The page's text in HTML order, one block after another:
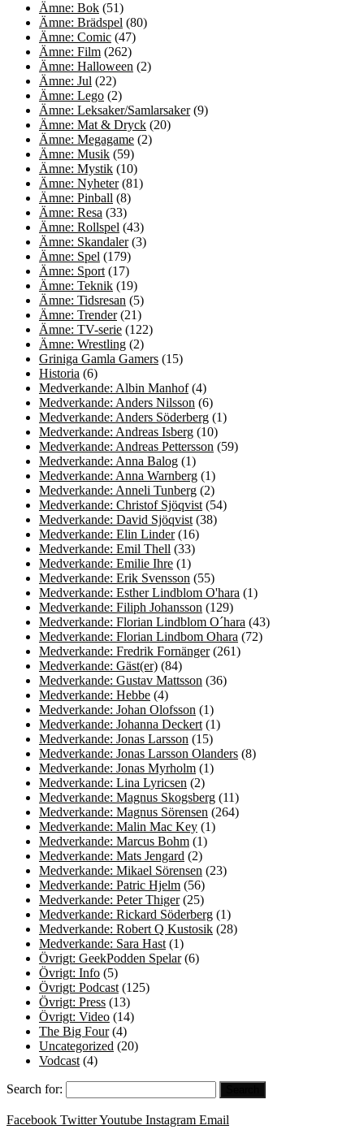
Ämne: Bok (51)
Ämne: Brädspel (80)
Ämne: Comic (47)
Ämne: Film (262)
Ämne: Halloween (2)
Ämne: Jul (22)
Ämne: Lego (2)
Ämne: Leksaker/Samlarsaker(9)
Ämne: Mat & Dryck (20)
Ämne: Megagame (2)
Ämne: Musik (59)
Ämne: Mystik (10)
Ämne: Nyheter(81)
Ämne: Pinball (8)
Ämne: Resa (33)
Ämne: Rollspel (43)
Ämne: Skandaler(3)
Ämne: Spel (179)
Ämne: Sport (17)
Ämne: Teknik (19)
Ämne: Tidsresan (5)
Ämne: Trender(21)
Ämne: TV-serie (122)
Ämne: Wrestling (2)
Griniga Gamla Gamers (15)
Historia (6)
Medverkande: Albin Manhof(4)
Medverkande: Anders Nilsson (6)
Medverkande: Anders Söderberg (1)
Medverkande: Andreas Isberg (10)
Medverkande: Andreas Pettersson (59)
Medverkande: Anna Balog (1)
Medverkande: Anna Warnberg (1)
Medverkande: Anneli Tunberg (2)
Medverkande: Christof Sjöqvist (54)
Medverkande: David Sjöqvist (38)
Medverkande: Elin Linder(16)
Medverkande: Emil Thell (33)
Medverkande: Emilie Ihre (1)
Medverkande: Erik Svensson (55)
Medverkande: Esther Lindblom O'hara (1)
Medverkande: Filiph Johansson (129)
Medverkande: Florian Lindblom O´hara (43)
Medverkande: Florian Lindbom Ohara (72)
Medverkande: Fredrik Fornänger(261)
Medverkande: Gäst(er) (84)
Medverkande: Gustav Mattsson (36)
Medverkande: Hebbe (4)
Medverkande: Johan Olofsson (1)
Medverkande: Johanna Deckert (1)
Medverkande: Jonas Larsson (15)
Medverkande: Jonas Larsson Olanders (8)
Medverkande: Jonas Myrholm (1)
Medverkande: Lina Lyricsen (2)
Medverkande: Magnus Skogsberg (11)
Medverkande: Magnus Sörensen (264)
Medverkande: Malin Mac Key (1)
Medverkande: Marcus Bohm (1)
Medverkande: Mats Jengard (2)
Medverkande: Mikael Sörensen (23)
Medverkande: Patric Hjelm (56)
Medverkande: Peter Thiger(25)
Medverkande: Rickard Söderberg (1)
Medverkande: Robert Q Kustosik (28)
Medverkande: Sara Hast (1)
Övrigt: GeekPodden Spelar(6)
Övrigt: Info (5)
Övrigt: Podcast (125)
Övrigt: Press (13)
Övrigt: Video (14)
The Big Four(4)
Uncategorized (20)
Vodcast (4)
Search for:
Facebook TwitterYoutube Instagram Email